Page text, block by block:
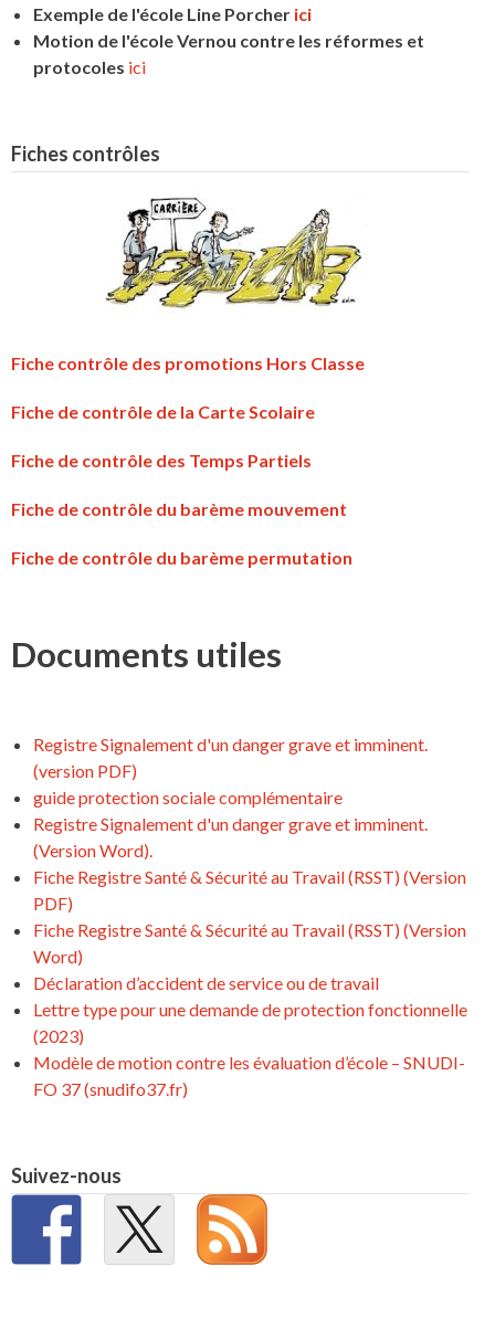
Exemple de l'école Line Porcher ici
Motion de l'école Vernou contre les réformes et
protocoles ici
Fiches contrôles
Fiche contrôle des promotions Hors Classe
Fiche de contrôle de la Carte Scolaire
Fiche de contrôle des Temps Partiels
Fiche de contrôle du barème mouvement
Fiche de contrôle du barème permutation
Documents utiles
Registre Signalement d'un danger grave et imminent.
(version PDF)
guide protection sociale complémentaire
Registre Signalement d'un danger grave et imminent.
(Version Word).
Fiche Registre Santé & Sécurité au Travail (RSST) (Version
PDF)
Fiche Registre Santé & Sécurité au Travail (RSST) (Version
Word)
Déclaration d’accident de service ou de travail
Lettre type pour une demande de protection fonctionnelle
(2023)
Modèle de motion contre les évaluation d’école – SNUDI-
FO 37 (snudifo37.fr)
Suivez-nous